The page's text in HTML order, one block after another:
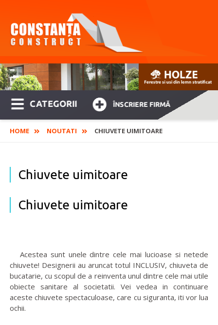
CATEGORII ÎNSCRIERE FIRMĂ
HOME NOUTATI CHIUVETE UIMITOARE
Chiuvete uimitoare
Chiuvete uimitoare
Acestea sunt unele dintre cele mai lucioase si netede
chiuvete! Designerii au aruncat totul INCLUSIV, chiuveta de
bucatarie, cu scopul de a reinventa unul dintre cele mai utile
obiecte sanitare al societatii. Vei vedea in continuare
aceste chiuvete spectaculoase, care cu siguranta, iti vor lua
ochii.